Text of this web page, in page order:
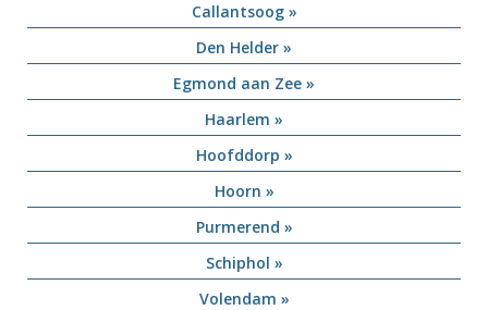
Callantsoog »
Den Helder »
Egmond aan Zee »
Haarlem »
Hoofddorp »
Hoorn »
Purmerend »
Schiphol »
Volendam »